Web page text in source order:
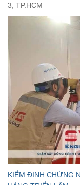
3, TP.HCM
KIỂM ĐỊNH CHỨNG